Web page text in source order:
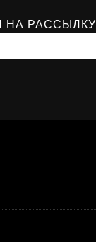
НА РАССЫЛКУ